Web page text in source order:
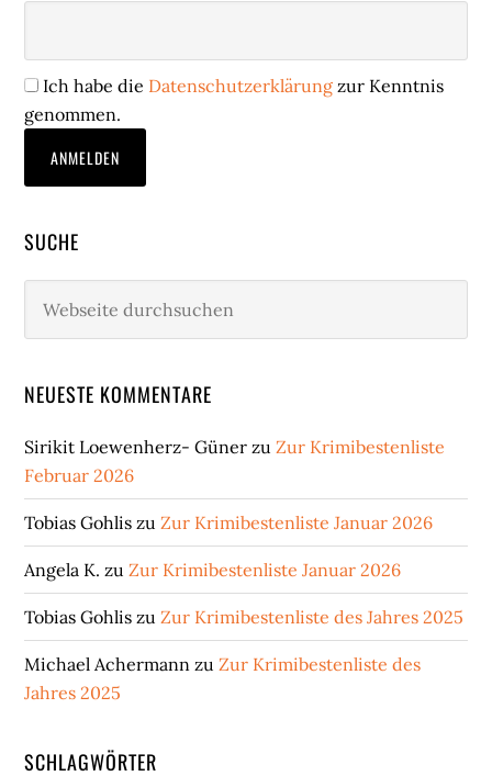
Ich habe die Datenschutzerklärung zur Kenntnis
genommen.
SUCHE
durchsuchen
NEUESTE KOMMENTARE
Sirikit Loewenherz- Güner zuZur Krimibestenliste
Februar 2026
Tobias Gohlis zuZur Krimibestenliste Januar 2026
Angela K. zuZur Krimibestenliste Januar 2026
Tobias Gohlis zuZur Krimibestenliste des Jahres 2025
Michael Achermann zuZur Krimibestenliste des
Jahres 2025
SCHLAGWÖRTER